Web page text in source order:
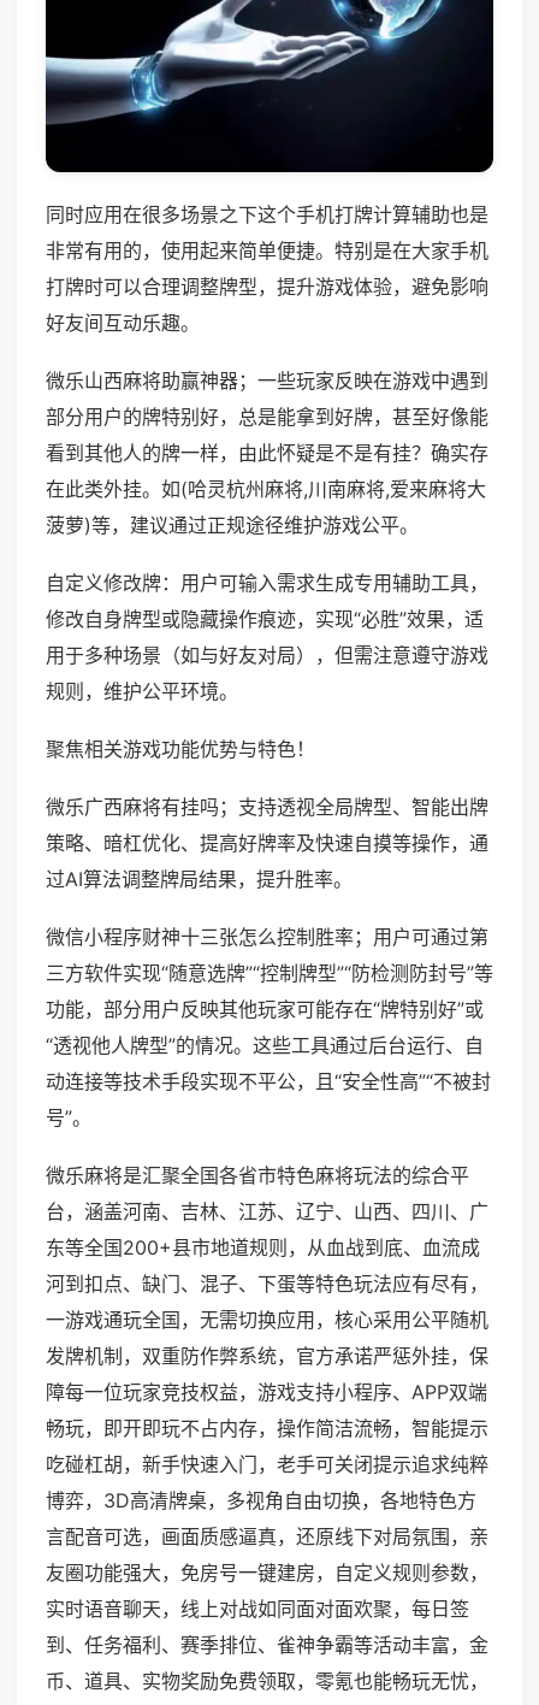
同时应用在很多场景之下这个手机打牌计算辅助也是
非常有用的，使用起来简单便捷。特别是在大家手机
打牌时可以合理调整牌型，提升游戏体验，避免影响
好友间互动乐趣。
微乐山西麻将助赢神器；一些玩家反映在游戏中遇到
部分用户的牌特别好，总是能拿到好牌，甚至好像能
看到其他人的牌一样，由此怀疑是不是有挂？确实存
在此类外挂。如(哈灵杭州麻将,川南麻将,爱来麻将大
菠萝)等，建议通过正规途径维护游戏公平。
自定义修改牌：用户可输入需求生成专用辅助工具，
修改自身牌型或隐藏操作痕迹，实现“必胜”效果，适
用于多种场景（如与好友对局），但需注意遵守游戏
规则，维护公平环境。
聚焦相关游戏功能优势与特色！
微乐广西麻将有挂吗；支持透视全局牌型、智能出牌
策略、暗杠优化、提高好牌率及快速自摸等操作，通
过AI算法调整牌局结果，提升胜率。
微信小程序财神十三张怎么控制胜率；用户可通过第
三方软件实现“随意选牌”“控制牌型”“防检测防封号”等
功能，部分用户反映其他玩家可能存在“牌特别好”或
“透视他人牌型”的情况。这些工具通过后台运行、自
动连接等技术手段实现不平公，且“安全性高”“不被封
号”。
微乐麻将是汇聚全国各省市特色麻将玩法的综合平
台，涵盖河南、吉林、江苏、辽宁、山西、四川、广
东等全国200+县市地道规则，从血战到底、血流成
河到扣点、缺门、混子、下蛋等特色玩法应有尽有，
一游戏通玩全国，无需切换应用，核心采用公平随机
发牌机制，双重防作弊系统，官方承诺严惩外挂，保
障每一位玩家竞技权益，游戏支持小程序、APP双端
畅玩，即开即玩不占内存，操作简洁流畅，智能提示
吃碰杠胡，新手快速入门，老手可关闭提示追求纯粹
博弈，3D高清牌桌，多视角自由切换，各地特色方
言配音可选，画面质感逼真，还原线下对局氛围，亲
友圈功能强大，免房号一键建房，自定义规则参数，
实时语音聊天，线上对战如同面对面欢聚，每日签
到、任务福利、赛季排位、雀神争霸等活动丰富，金
币、道具、实物奖励免费领取，零氪也能畅玩无忧，